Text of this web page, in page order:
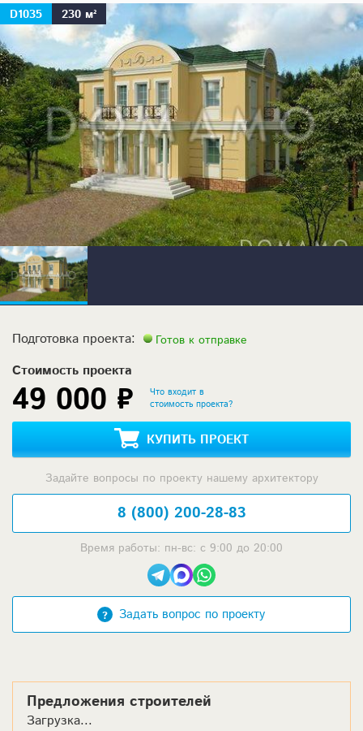
D1035 230 м²
Подготовка проекта: Готов к отправке
Стоимость проекта
49 000 ₽
Что входит в
стоимость проекта?
КУПИТЬ ПРОЕКТ
Задайте вопросы по проекту нашему архитектору
8 (800) 200-28-83
Время работы: пн-вс: с 9:00 до 20:00
Задать вопрос по проекту
Предложения строителей
Загрузка...